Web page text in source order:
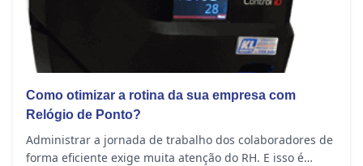
Como otimizar a rotina da sua empresa com
Relógio de Ponto?
Administrar a jornada de trabalho dos colaboradores de
forma eficiente exige muita atenção do RH. E isso é